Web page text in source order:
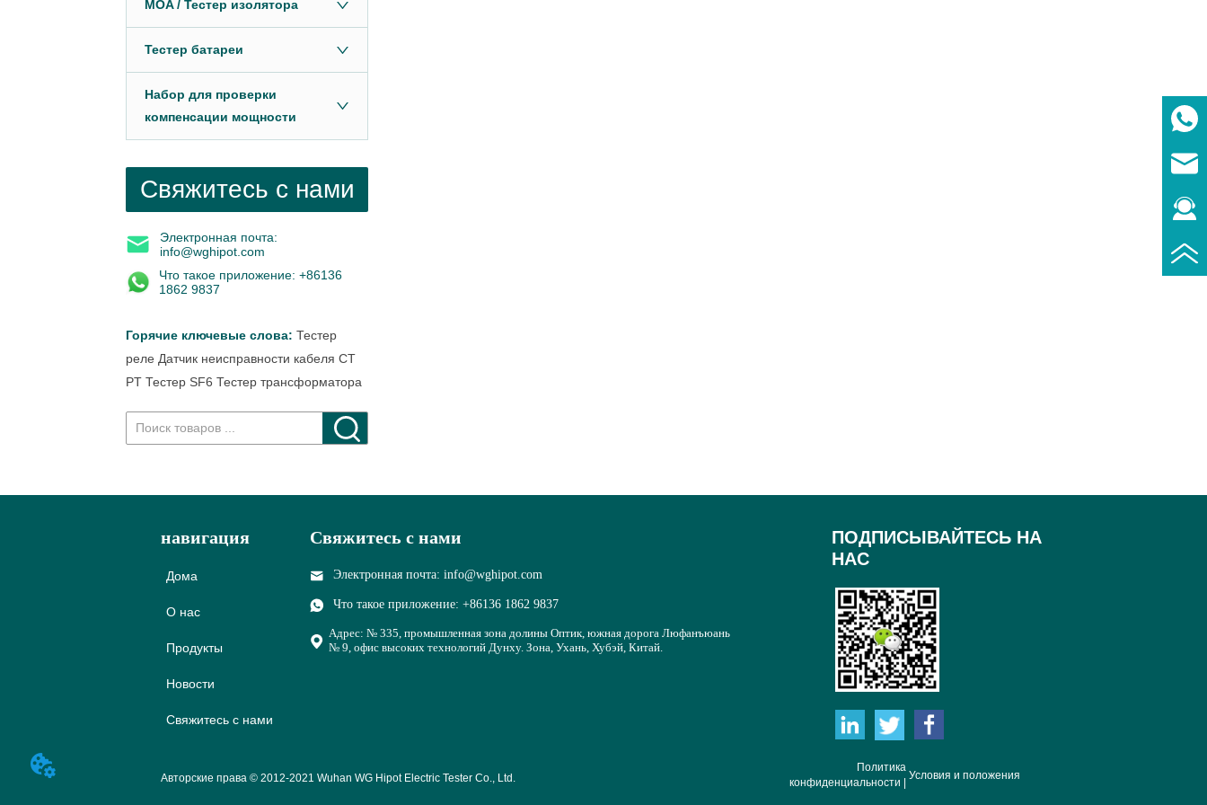
MOA / Тестер изолятора
Тестер батареи
Набор для проверки
компенсации мощности
Свяжитесь с нами
Электронная почта:
info@wghipot.com
Что такое приложение: +86136
1862 9837
Горячие ключевые слова: Тестер
реле Датчик неисправности кабеляCT
PT Тестер SF6 Тестер трансформатора
навигация
Дома
О нас
Продукты
Новости
Свяжитесь с нами
Свяжитесь с нами
Электронная почта: info@wghipot.com
Что такое приложение: +86136 1862 9837
Адрес: № 335, промышленная зона долины Оптик, южная дорога Люфанъюань
№ 9, офис высоких технологий Дунху. Зона, Ухань, Хубэй, Китай.
ПОДПИСЫВАЙТЕСЬ НА
НАС
Авторские права © 2012-2021 Wuhan WG Hipot Electric Tester Co., Ltd.
Политика
конфиденциальности |
Условия и положения